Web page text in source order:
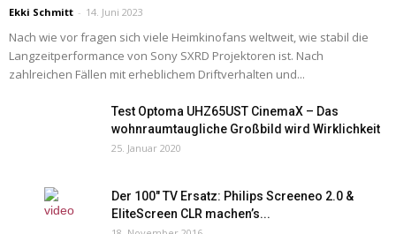
Ekki Schmitt - 14. Juni 2023
Nach wie vor fragen sich viele Heimkinofans weltweit, wie stabil die
Langzeitperformance von Sony SXRD Projektoren ist. Nach
zahlreichen Fällen mit erheblichem Driftverhalten und...
Test Optoma UHZ65UST CinemaX – Das
wohnraumtaugliche Großbild wird Wirklichkeit
25. Januar 2020
Der 100″ TV Ersatz: Philips Screeneo 2.0 &
EliteScreen CLR machen’s...